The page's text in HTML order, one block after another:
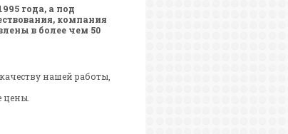
года, а под
компания
в более чем 50
нашей работы,
цены.